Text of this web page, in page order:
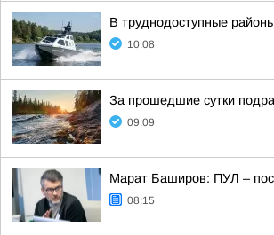
В труднодоступные
10:08
За прошедшие сутки
09:09
Марат Баширов: ПУЛ –
08:15